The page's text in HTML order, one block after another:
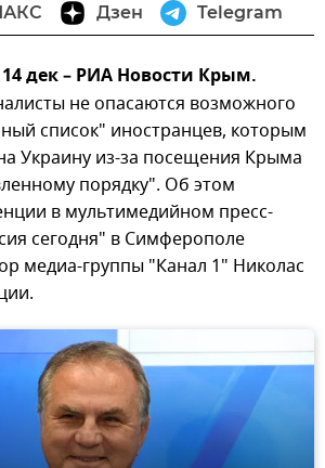
Дзен Telegram
дек – РИА Новости Крым.
не опасаются возможного
список" иностранцев, которым
Украину из-за посещения Крыма
порядку". Об этом
в мультимедийном пресс-
сегодня" в Симферополе
медиа-группы "Канал 1" Николас